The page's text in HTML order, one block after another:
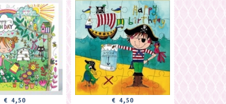
je een leuke
in één.
x 16,5...
€ 4,50
tekst. Zo heb je een leuke
kaart en cadeautje in één.
Formaat: 16,5 x 16,5...
€ 4,50